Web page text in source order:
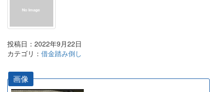
投稿日：2022年9月22日
カテゴリ： 借金踏み倒し
画像